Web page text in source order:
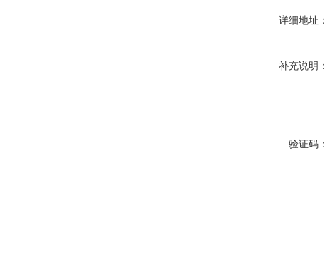
详细地址：
补充说明：
验证码：